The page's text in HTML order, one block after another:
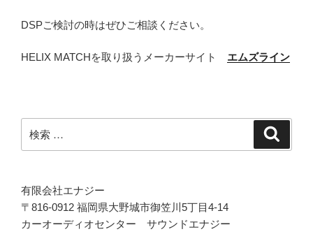
DSPご検討の時はぜひご相談ください。
HELIX MATCHを取り扱うメーカーサイト エムズライン
索:
有限会社エナジー
〒816-0912 福岡県大野城市御笠川5丁目4-14
カーオーディオセンター サウンドエナジー